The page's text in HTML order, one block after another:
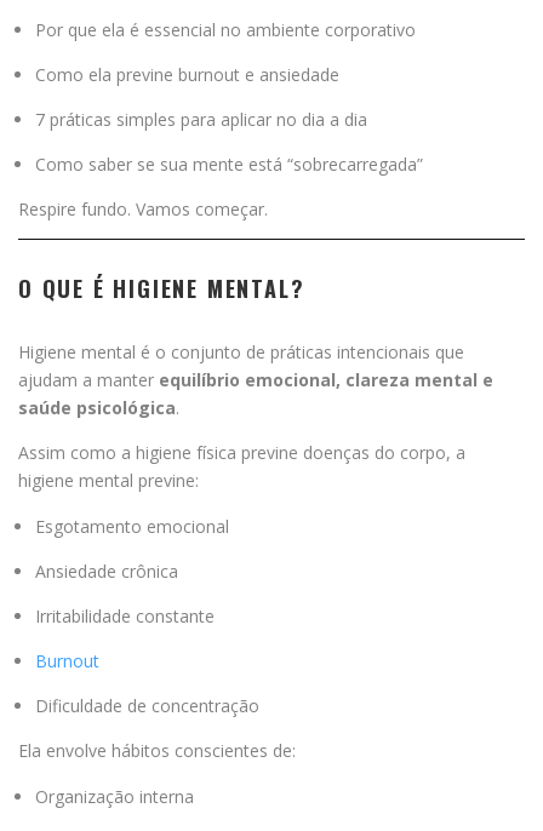
Por que ela é essencial no ambiente corporativo
Como ela previne burnout e ansiedade
7 práticas simples para aplicar no dia a dia
Como saber se sua mente está “sobrecarregada”
Respire fundo. Vamos começar.
O QUE É HIGIENE MENTAL?
Higiene mental é o conjunto de práticas intencionais que
ajudam a manter equilíbrio emocional, clareza mental e
saúde psicológica.
Assim como a higiene física previne doenças do corpo, a
higiene mental previne:
Esgotamento emocional
Ansiedade crônica
Irritabilidade constante
Burnout
Dificuldade de concentração
Ela envolve hábitos conscientes de:
Organização interna